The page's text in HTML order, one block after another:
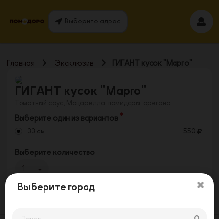
Выберите адрес
Главная Эксклюзив ГИГАНТ кусок "Марго"
ГИГАНТ кусок "Марго"
Выберите один из вариантов
33 см 550
Выберите количество
1
Выберите город